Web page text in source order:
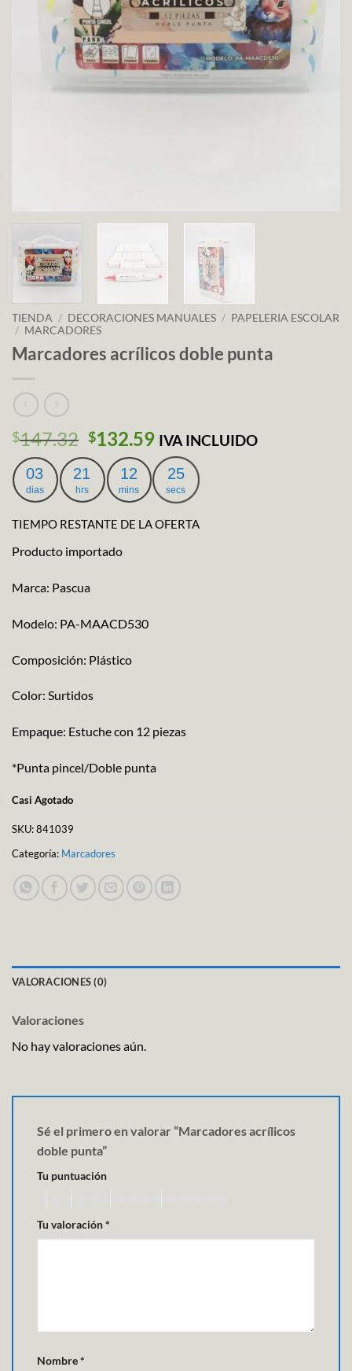
TIENDA / DECORACIONES MANUALES / PAPELERIA ESCOLAR
/ MARCADORES
Marcadores acrílicos doble punta
$147.32 El
precio
original
era:
$132.59El
precio
actual
es:
IVA INCLUIDO
03
dias
21
hrs
12
mins
25
secs
TIEMPO RESTANTE DE LA OFERTA
Producto importado
Marca: Pascua
Modelo: PA-MAACD530
Composición: Plástico
Color: Surtidos
Empaque: Estuche con 12 piezas
*Punta pincel/Doble punta
Casi Agotado
SKU:841039
Categoría: Marcadores
VALORACIONES (0)
Valoraciones
No hay valoraciones aún.
Sé el primero en valorar “Marcadores acrílicos
doble punta”
Tu puntuación
Tu valoración*
Nombre*